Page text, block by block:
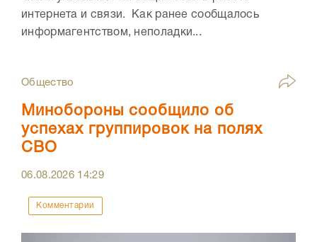
интернета и связи. Как ранее сообщалось
информагентством, неполадки...
Общество
Минобороны сообщило об
успехах группировок на полях
СВО
06.08.2026 14:29
Комментарии